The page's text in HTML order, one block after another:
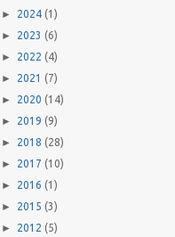
► 2024 (1)
► 2023 (6)
► 2022 (4)
► 2021 (7)
► 2020 (14)
► 2019 (9)
► 2018 (28)
► 2017 (10)
► 2016 (1)
► 2015 (3)
► 2012 (5)